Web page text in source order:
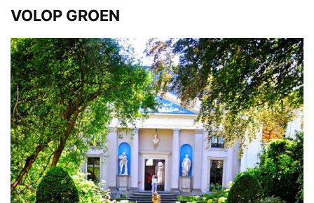
VOLOP GROEN